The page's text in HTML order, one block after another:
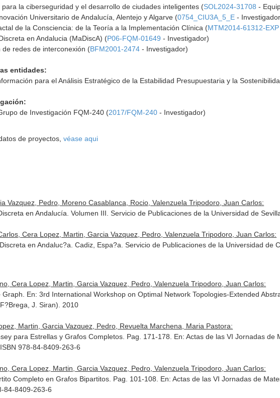
para la ciberseguridad y el desarrollo de ciudades inteligentes (SOL2024-31708 -
Universitario de Andalucía, Alentejo y Algarve (0754_CIU3A_5_E -
de la Consciencia: de la Teoría a la Implementación Clínica (MTM2014-61312-EXP
en Andalucia (MaDiscA) (P06-FQM-01649 - Investigador)
de redes de interconexión (BFM2001-2474 - Investigador)
entidades:
para el Análisis Estratégico de la Estabilidad Presupuestaria y la
de Investigación FQM-240 (2017/FQM-240 - Investigador)
de proyectos,véase aqui
Vazquez, Pedro, Moreno Casablanca, Rocio, Valenzuela Tripodoro, Juan Carlos:
en Andalucía. Volumen III. Servicio de Publicaciones de la Universidad de
Cera Lopez, Martin, Garcia Vazquez, Pedro, Valenzuela Tripodoro, Juan Carlos:
en Andaluc?a. Cadiz, Espa?a. Servicio de Publicaciones de la Universidad de
Cera Lopez, Martin, Garcia Vazquez, Pedro, Valenzuela Tripodoro, Juan Carlos:
En: 3rd International Workshop on Optimal Network Topologies-Extended
J. Siran). 2010
Martin, Garcia Vazquez, Pedro, Revuelta Marchena, Maria Pastora:
para Estrellas y Grafos Completos. Pag. 171-178. En: Actas de las VI Jornadas de
978-84-8409-263-6
Cera Lopez, Martin, Garcia Vazquez, Pedro, Valenzuela Tripodoro, Juan Carlos:
Completo en Grafos Bipartitos. Pag. 101-108. En: Actas de las VI Jornadas de
84-8409-263-6